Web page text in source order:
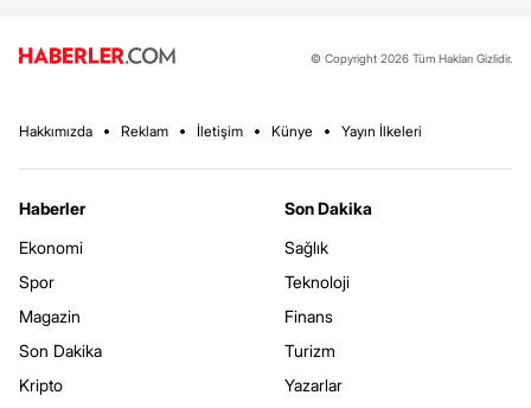
© Copyright 2026 Tüm Hakları Gizlidir.
Hakkımızda Reklam İletişim Künye Yayın İlkeleri
Haberler
Ekonomi
Spor
Magazin
Son Dakika
Kripto
Son Dakika
Sağlık
Teknoloji
Finans
Turizm
Yazarlar